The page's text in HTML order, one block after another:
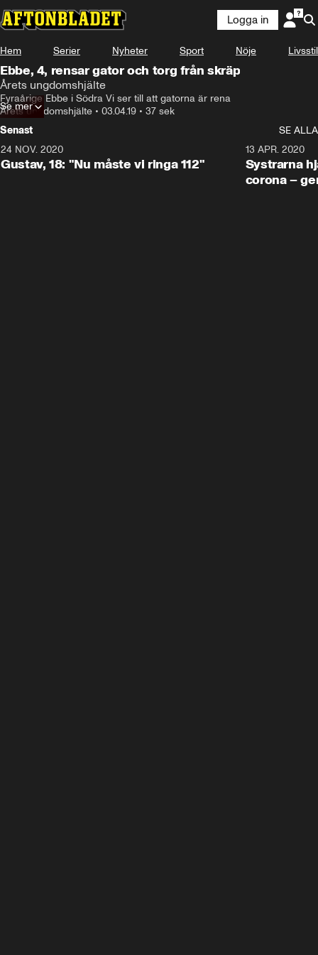
Logga in
Hem Serier Nyheter Sport Nöje Livsstil
Ebbe, 4, rensar gator och torg från skräp
Årets ungdomshjälte
Fyraårige Ebbe i Södra Vi ser till att gatorna är rena
Årets ungdomshjälte • 03.04.19 • 37 sek
Se mer
Senast
SE ALLA
24 NOV. 2020
Gustav, 18: "Nu måste vi ringa 112"
13 APR. 2020
Systrarna
corona –